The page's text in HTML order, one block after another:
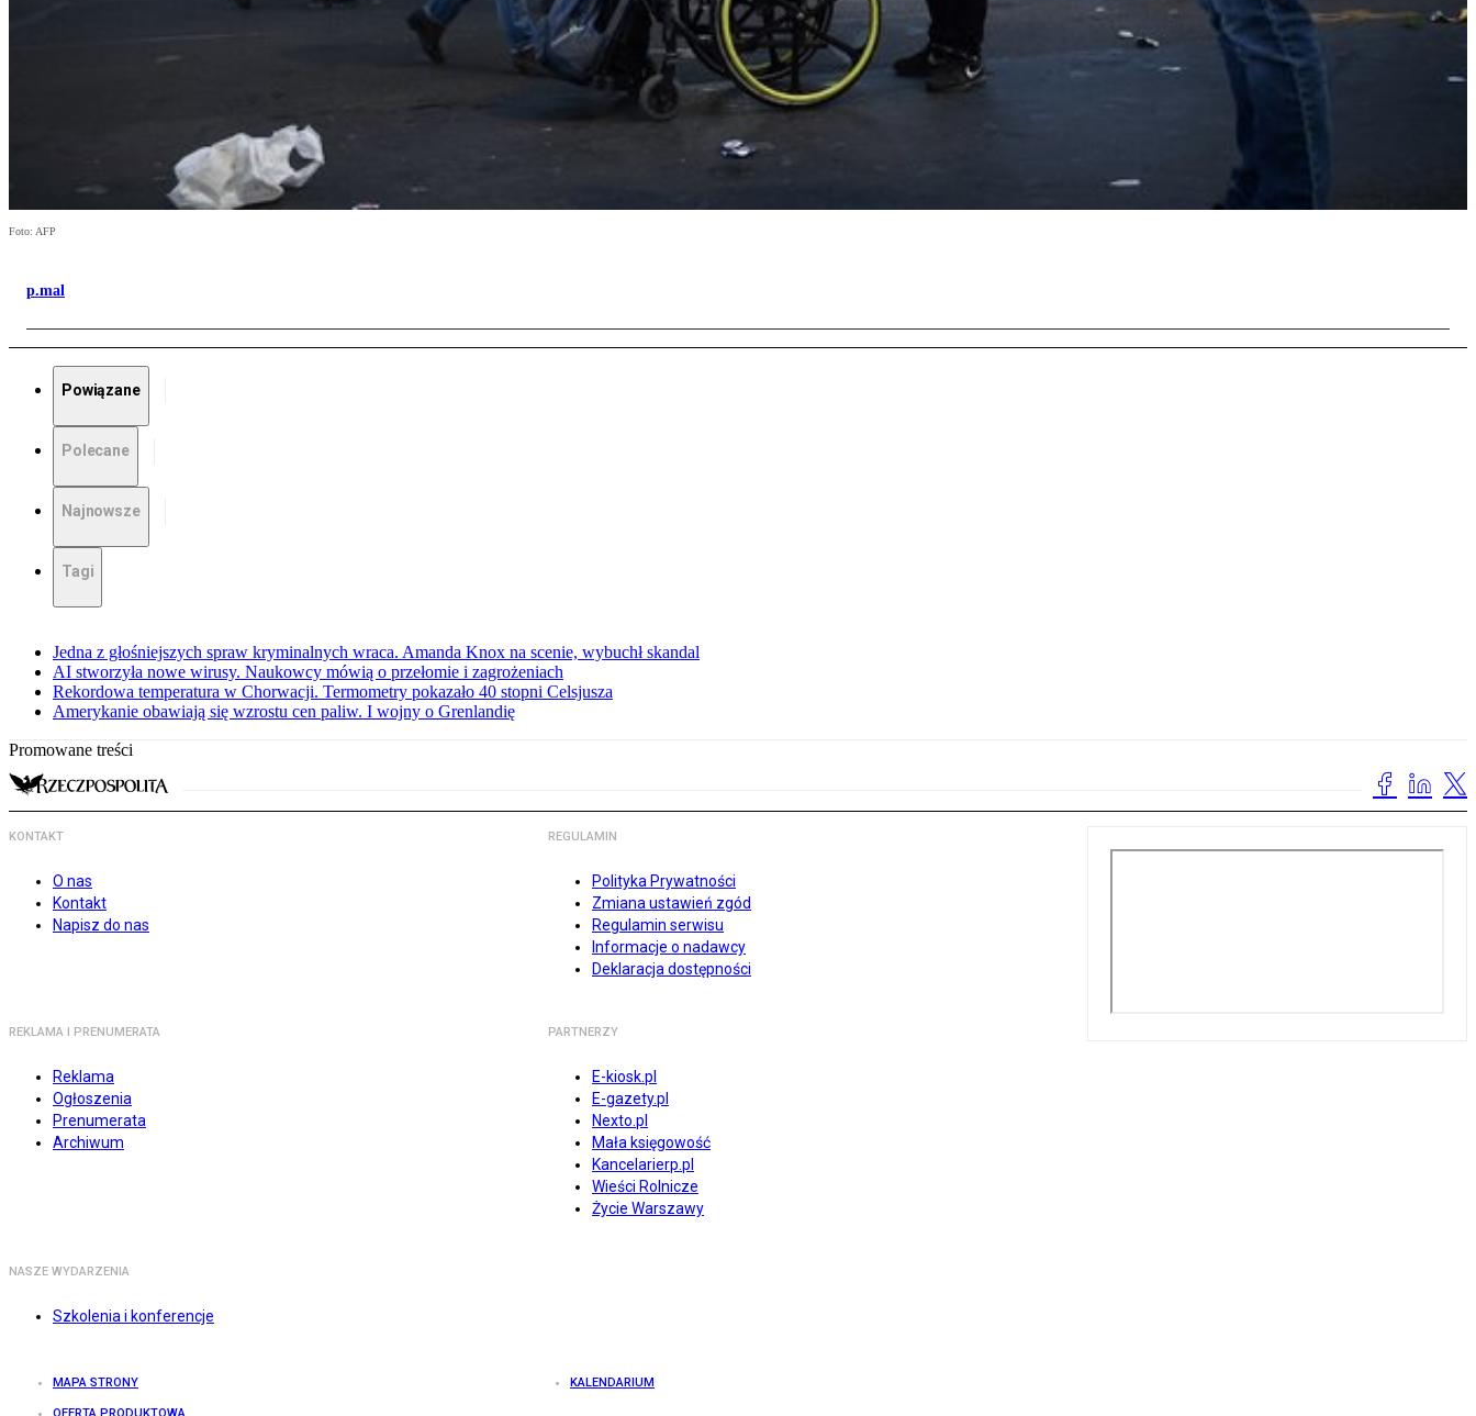
Foto: AFP
p.mal
Powiązane
Polecane
Najnowsze
Tagi
Jedna z głośniejszych spraw kryminalnych wraca. Amanda Knox na scenie, wybuchł skandal
AI stworzyła nowe wirusy. Naukowcy mówią o przełomie i zagrożeniach
Rekordowa temperatura w Chorwacji. Termometry pokazało 40 stopni Celsjusza
Amerykanie obawiają się wzrostu cen paliw. I wojny o Grenlandię
Promowane treści
KONTAKT
O nas
Kontakt
Napisz do nas
REGULAMIN
Polityka Prywatności
Zmiana ustawień zgód
Regulamin serwisu
Informacje o nadawcy
Deklaracja dostępności
REKLAMA I PRENUMERATA
Reklama
Ogłoszenia
Prenumerata
Archiwum
PARTNERZY
E-kiosk.pl
E-gazety.pl
Nexto.pl
Mała księgowość
Kancelarierp.pl
Wieści Rolnicze
Życie Warszawy
NASZE WYDARZENIA
Szkolenia i konferencje
MAPA STRONY KALENDARIUM